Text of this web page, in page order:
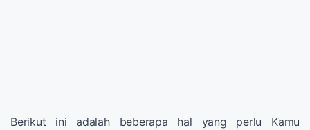
Berikut ini adalah beberapa hal yang perlu Kamu